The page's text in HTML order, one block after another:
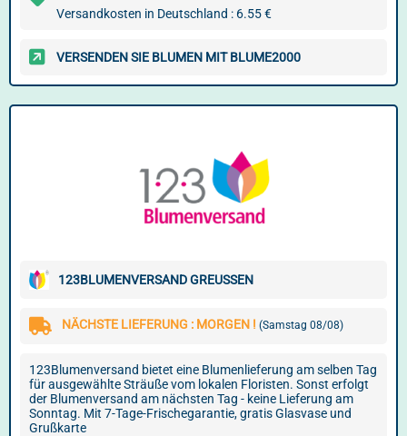
Versandkosten in Deutschland : 6.55 €
VERSENDEN SIE BLUMEN MIT BLUME2000
123BLUMENVERSAND GREUSSEN
NÄCHSTE LIEFERUNG : MORGEN ! (Samstag 08/08)
123Blumenversand bietet eine Blumenlieferung am selben Tag
für ausgewählte Sträuße vom lokalen Floristen. Sonst erfolgt
der Blumenversand am nächsten Tag - keine Lieferung am
Sonntag. Mit 7-Tage-Frischegarantie, gratis Glasvase und
Grußkarte